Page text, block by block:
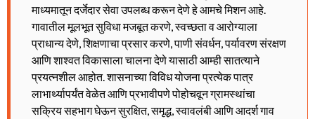
माध्यमातून दर्जेदार सेवा उपलब्ध करून देणे हे आमचे मिशन आहे.
गावातील मूलभूत सुविधा मजबूत करणे, स्वच्छता व आरोग्याला
प्राधान्य देणे, शिक्षणाचा प्रसार करणे, पाणी संवर्धन, पर्यावरण संरक्षण
आणि शाश्वत विकासाला चालना देणे यासाठी आम्ही सातत्याने
प्रयत्नशील आहोत. शासनाच्या विविध योजना प्रत्येक पात्र
लाभार्थ्यापर्यंत वेळेत आणि प्रभावीपणे पोहोचवून ग्रामस्थांचा
सक्रिय सहभाग घेऊन सुरक्षित, समृद्ध, स्वावलंबी आणि आदर्श गाव